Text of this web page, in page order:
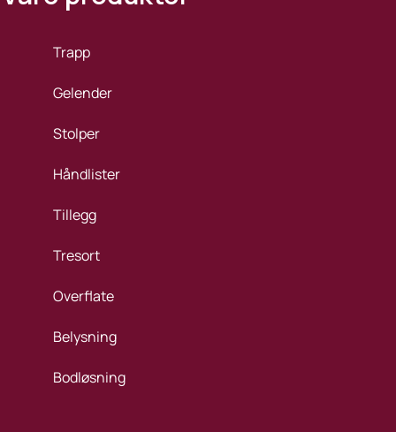
Trapp
Gelender
Stolper
Håndlister
Tillegg
Tresort
Overflate
Belysning
Bodløsning